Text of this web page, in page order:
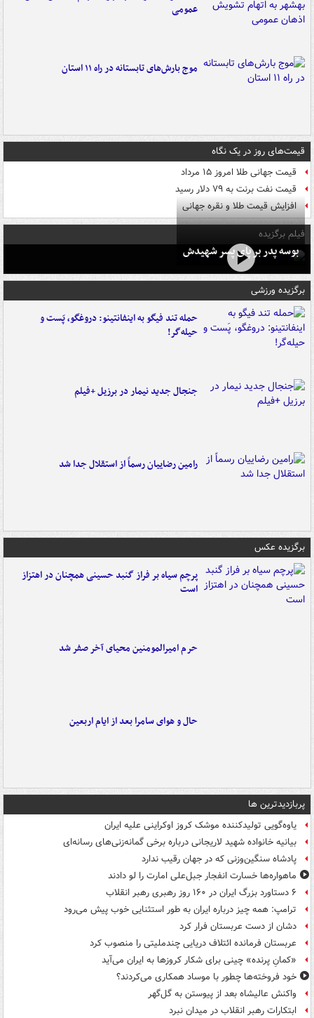
عمومی
موج بارش‌های تابستانه در راه ۱۱ استان
قیمت‌های روز در یک نگاه
قیمت جهانی طلا امروز ۱۵ مرداد
قیمت نفت برنت به ۷۹ دلار رسید
افزایش قیمت طلا و نقره جهانی
فیلم برگزیده
بوسه‌ پدر بر پای پسر شهیدش
برگزیده ورزشی
حمله تند فیگو به اینفانتینو: دروغگو، پَست‌ و
حیله‌گر!
جنجال جدید نیمار در برزیل +فیلم
رامین رضاییان رسماً از استقلال جدا شد
برگزیده عکس
پرچم سیاه بر فراز گنبد حسینی همچنان در اهتزاز
است
حرم امیرالمومنین محیای آخر صفر شد
حال و هوای سامرا بعد از ایام اربعین
پربازدیدترین ها
یاوه‌گویی تولیدکننده موشک کروز اوکراینی علیه ایران
بیانیه خانواده شهید لاریجانی درباره برخی گمانه‌زنی‌های رسانه‌ای
پادشاه سنگین‌وزنی که در جهان رقیب ندارد
ماهواره‌ها خسارت انفجار جبل‌علی امارت را لو دادند
۶ دستاورد بزرگ ایران در ۱۶۰ روز رهبری رهبر انقلاب
ترامپ: همه چیز درباره ایران به طور استثنایی خوب پیش می‌رود
دشان از دست عربستان فرار کرد
عربستان فرمانده ائتلاف دریایی چندملیتی را منصوب کرد
«کمانِ پرنده» چینی برای شکار کروزها به ایران می‌آید
خود فروخته‌ها چطور با موساد همکاری می‌کردند؟
واکنش عالیشاه بعد از پیوستن به گل‌گهر
ابتکارات رهبر انقلاب در میدان نبرد